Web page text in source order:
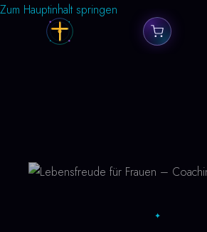
Zum Hauptinhalt springen
✦